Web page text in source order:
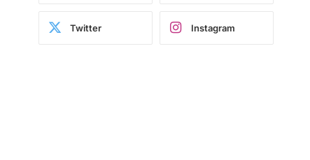
Twitter Instagram